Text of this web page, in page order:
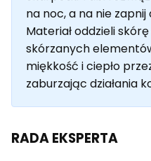
na noc, a na nie
Materiał oddzieli
skórzanych
miękkość i ciepło
zaburzając działania
RADA EKSPERTA